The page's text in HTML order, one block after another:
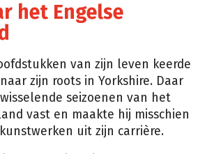
het Engelse
van zijn leven keerde
zijn roots in Yorkshire. Daar
seizoenen van het
vast en maakte hij misschien
uit zijn carrière.